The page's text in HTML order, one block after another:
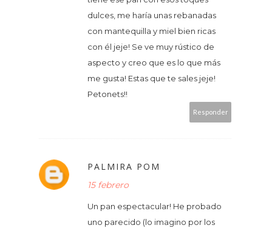
dulces, me haría unas rebanadas
con mantequilla y miel bien ricas
con él jeje! Se ve muy rústico de
aspecto y creo que es lo que más
me gusta! Estas que te sales jeje!
Petonets!!
Responder
PALMIRA POM
15 febrero
Un pan espectacular! He probado
uno parecido (lo imagino por los